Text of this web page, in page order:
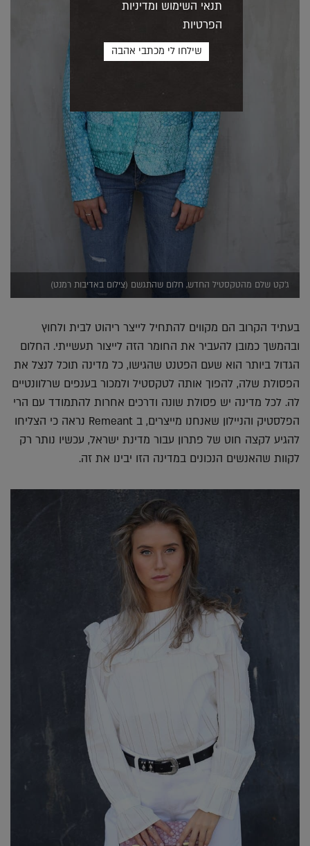
ג'קט שלם מהטקסטיל החדש, חלום שהתגשם (צילום באדיבות רמנט)
בעתיד הקרוב הם מקווים להתחיל לייצר ריהוט לבית ולחוץ
ובהמשך כמובן להעביר את החומר הזה לייצור תעשייתי. החלום
הגדול ביותר הוא שעם הפטנט שהגישו, כל מדינה תוכל לנצל את
הפסולת שלה, להפוך אותה לטקסטיל ולמכור בענפים שרלוונטיים
לה. לכל מדינה יש פסולת שונה ודרכים אחרות להתמודד עם הרי
הפלסטיק והניילון שאנחנו מייצרים, ב Remeant נראה כי הצליחו
להגיע לקצה חוט של פתרון עבור מדינת ישראל, עכשיו נותר רק
לקוות שהאנשים הנכונים במדינה הזו יבינו את זה.
תנאי השימוש ומדיניות
הפרטיות